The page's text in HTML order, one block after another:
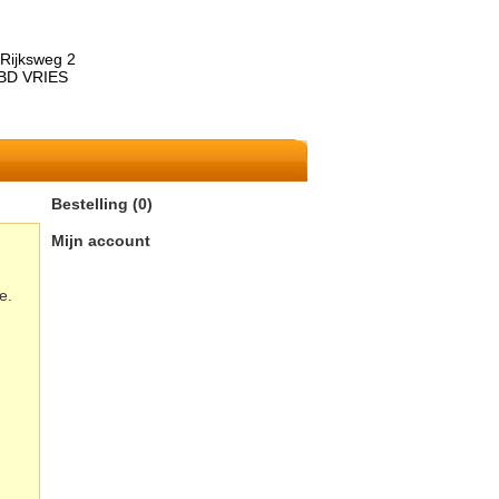
2
VRIES
Bestelling (0)
Mijn account